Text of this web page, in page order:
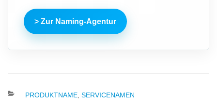
> Zur Naming-Agentur
KATEGORIEN
PRODUKTNAME SERVICENAMEN